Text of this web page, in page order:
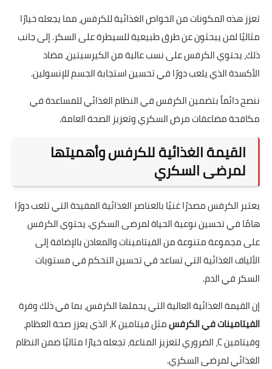
تعزز هذه المكونات من الخواص الغذائية للكرفس، مما يجعله خيارًا
مثاليًا لمن يبحثون عن طرق طبيعية للسيطرة على السكر. إلى جانب
ذلك، يحتوي الكرفس على نسب عالية من الكيرسيتين، مضاد
الأكسدة الذي يلعب دورًا في تحسين استجابة الجسم للإنسولين.
ننصح دائماً بتضمين الكرفس في النظام الغذائي للمساعدة في
مكافحة مضاعفات مرض السكري وتعزيز الصحة العامة.
القيمة الغذائية للكرفس وأهميتها
لمرضى السكري
يعتبر الكرفس مصدرًا غنيًا بالعناصر الغذائية المفيدة التي تلعب دورًا
هامًا في تحسين نوعية الحياة لمرضى السكري. يحتوي الكرفس
على مجموعة متنوعة من الفيتامينات والمعادن بالإضافة إلى
الألياف الغذائية التي تساعد في تحسين التحكم في مستويات
السكر في الدم.
إن القيمة الغذائية العالية التي يحملها الكرفس، بما في ذلك وفرة
الفيتامينات في الكرفس
مثل فيتامين K، الذي يعزز صحة العظام،
وفيتامين C، الضروري لتعزيز المناعة، تجعله خيارًا مثاليًا ضمن النظام
الغذائي لمرضى السكري.